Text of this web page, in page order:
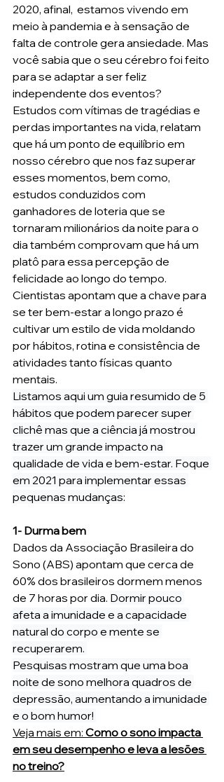
2020, afinal,  estamos vivendo em
meio à pandemia e à sensação de
falta de controle gera ansiedade. Mas
você sabia que o seu cérebro foi feito
para se adaptar a ser feliz
independente dos eventos?
Estudos com vítimas de tragédias e
perdas importantes na vida, relatam
que há um ponto de equilíbrio em
nosso cérebro que nos faz superar
esses momentos, bem como,
estudos conduzidos com
ganhadores de loteria que se
tornaram milionários da noite para o
dia também comprovam que há um
platô para essa percepção de
felicidade ao longo do tempo.
Cientistas apontam que a chave para
se ter bem-estar a longo prazo é
cultivar um estilo de vida moldando
por hábitos, rotina e consistência de
atividades tanto físicas quanto
mentais.
Listamos aqui um guia resumido de 5
hábitos que podem parecer super
clichê mas que a ciência já mostrou
trazer um grande impacto na
qualidade de vida e bem-estar. Foque
em 2021 para implementar essas
pequenas mudanças:
1- Durma bem
Dados da Associação Brasileira do
Sono (ABS) apontam que cerca de
60% dos brasileiros dormem menos
de 7 horas por dia. Dormir pouco
afeta a imunidade e a capacidade
natural do corpo e mente se
recuperarem.
Pesquisas mostram que uma boa
noite de sono melhora quadros de
depressão, aumentando a imunidade
e o bom humor!
Veja mais em: Como o sono impacta
em seu desempenho e leva a lesões
no treino?